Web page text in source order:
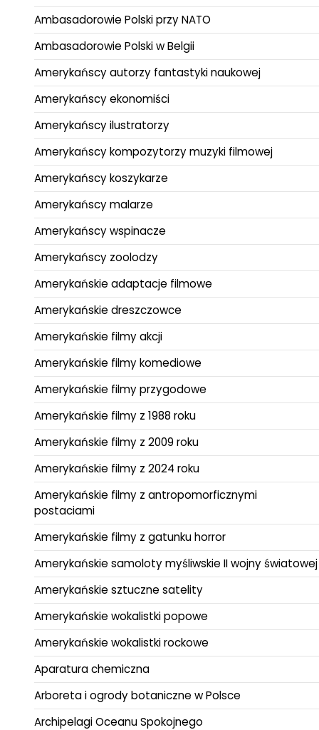
Ambasadorowie Polski przy NATO
Ambasadorowie Polski w Belgii
Amerykańscy autorzy fantastyki naukowej
Amerykańscy ekonomiści
Amerykańscy ilustratorzy
Amerykańscy kompozytorzy muzyki filmowej
Amerykańscy koszykarze
Amerykańscy malarze
Amerykańscy wspinacze
Amerykańscy zoolodzy
Amerykańskie adaptacje filmowe
Amerykańskie dreszczowce
Amerykańskie filmy akcji
Amerykańskie filmy komediowe
Amerykańskie filmy przygodowe
Amerykańskie filmy z 1988 roku
Amerykańskie filmy z 2009 roku
Amerykańskie filmy z 2024 roku
Amerykańskie filmy z antropomorficznymi
postaciami
Amerykańskie filmy z gatunku horror
Amerykańskie samoloty myśliwskie II wojny światowej
Amerykańskie sztuczne satelity
Amerykańskie wokalistki popowe
Amerykańskie wokalistki rockowe
Aparatura chemiczna
Arboreta i ogrody botaniczne w Polsce
Archipelagi Oceanu Spokojnego